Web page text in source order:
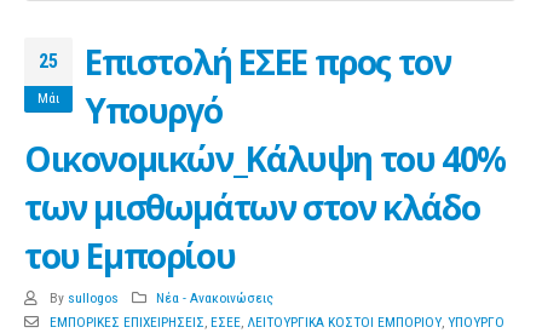
25
Μάι
Επιστολή ΕΣΕΕ προς τον
Υπουργό
Οικονομικών_Κάλυψη του 40%
των μισθωμάτων στον κλάδο
του Εμπορίου
By sullogos
Νέα - Ανακοινώσεις
ΕΜΠΟΡΙΚΕΣ ΕΠΙΧΕΙΡΗΣΕΙΣ, ΕΣΕΕ, ΛΕΙΤΟΥΡΓΙΚΑ ΚΟΣΤΟΙ ΕΜΠΟΡΙΟΥ, ΥΠΟΥΡΓΟ